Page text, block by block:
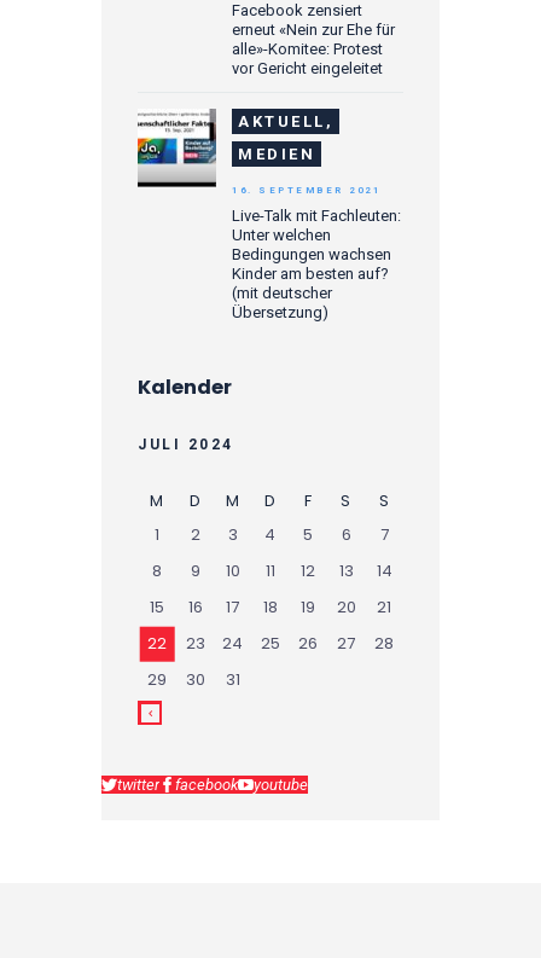
Facebook zensiert
erneut «Nein zur Ehe für
alle»-Komitee: Protest
vor Gericht eingeleitet
AKTUELL,
MEDIEN
Live-Talk mit Fachleuten:
Unter welchen
Bedingungen wachsen
Kinder am besten auf?
(mit deutscher
Übersetzung)
16. SEPTEMBER 2021
Kalender
JULI 2024
M D M D F S
S
1
2 3 4 5 6
7
8
9 10 11 12 13
14
15
16 17 18 19 20
21
22
23 24 25 26 27
28
29
30 31
twitter facebook youtube